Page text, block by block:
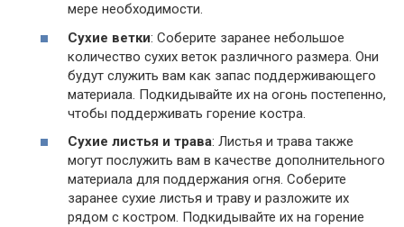
мере необходимости.
Сухие ветки: Соберите заранее небольшое
количество сухих веток различного размера. Они
будут служить вам как запас поддерживающего
материала. Подкидывайте их на огонь постепенно,
чтобы поддерживать горение костра.
Сухие листья и трава: Листья и трава также
могут послужить вам в качестве дополнительного
материала для поддержания огня. Соберите
заранее сухие листья и траву и разложите их
рядом с костром. Подкидывайте их на горение